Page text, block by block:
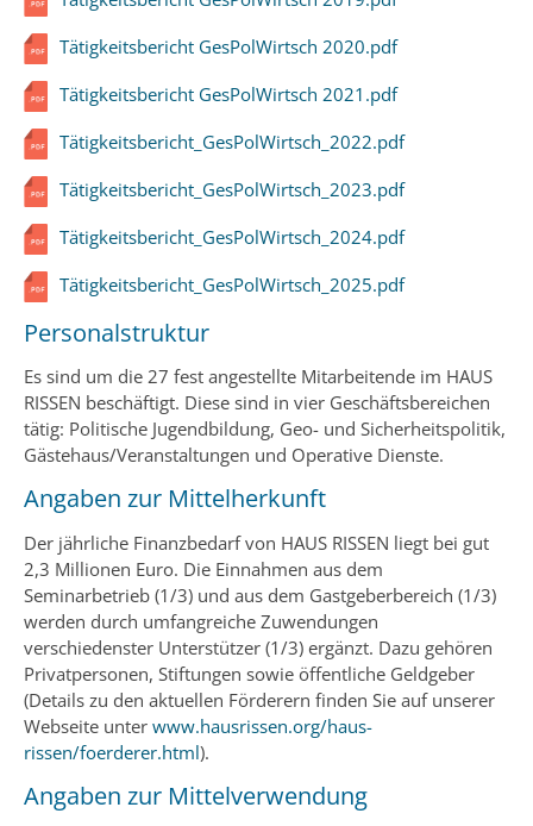
Tätigkeitsbericht GesPolWirtsch 2020.pdf
Tätigkeitsbericht GesPolWirtsch 2021.pdf
Tätigkeitsbericht_GesPolWirtsch_2022.pdf
Tätigkeitsbericht_GesPolWirtsch_2023.pdf
Tätigkeitsbericht_GesPolWirtsch_2024.pdf
Tätigkeitsbericht_GesPolWirtsch_2025.pdf
Personalstruktur
Es sind um die 27 fest angestellte Mitarbeitende im HAUS
RISSEN beschäftigt. Diese sind in vier Geschäftsbereichen
tätig: Politische Jugendbildung, Geo- und Sicherheitspolitik,
Gästehaus/Veranstaltungen und Operative Dienste.
Angaben zur Mittelherkunft
Der jährliche Finanzbedarf von HAUS RISSEN liegt bei gut
2,3 Millionen Euro. Die Einnahmen aus dem
Seminarbetrieb (1/3) und aus dem Gastgeberbereich (1/3)
werden durch umfangreiche Zuwendungen
verschiedenster Unterstützer (1/3) ergänzt. Dazu gehören
Privatpersonen, Stiftungen sowie öffentliche Geldgeber
(Details zu den aktuellen Förderern finden Sie auf unserer
Webseite unter www.hausrissen.org/haus-
rissen/foerderer.html).
Angaben zur Mittelverwendung